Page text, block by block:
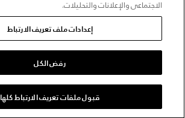
أندر آرمر على الشبكات الاجتماعية
الاجتماعي والإعلانات والتحليلات.
إعدادات ملف تعريف الارتباط
رفض الكل
قبول ملفات تعريف الارتباط كلها